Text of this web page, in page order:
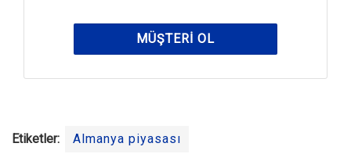
MÜŞTERI OL
Etiketler: Almanya piyasası